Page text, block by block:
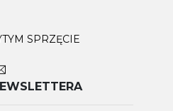
SPRZĘCIE